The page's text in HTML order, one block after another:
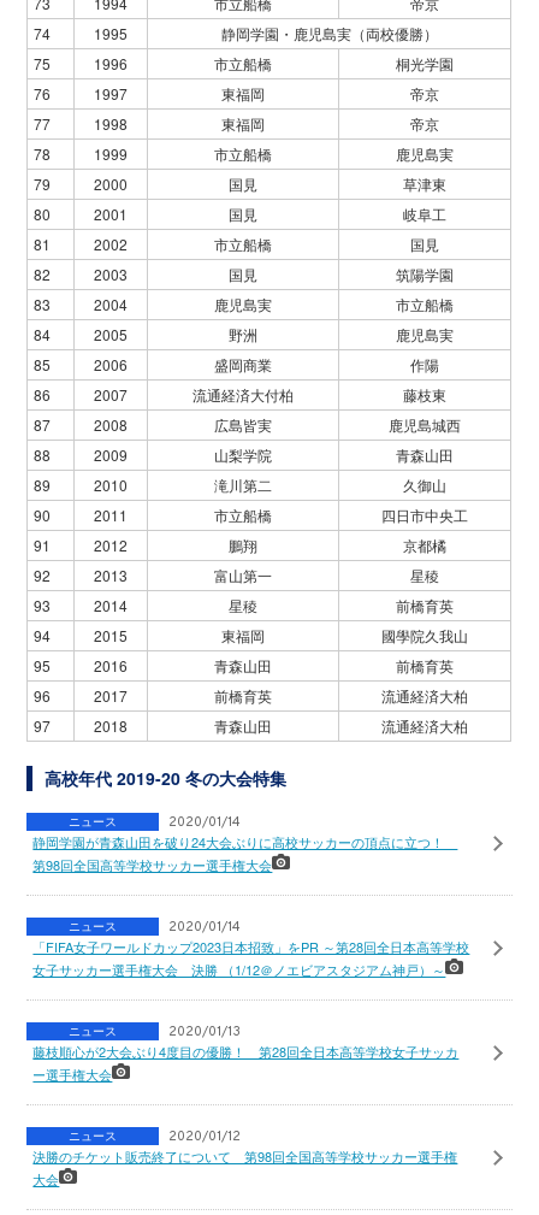
74
1995
静岡学園・鹿児島実（両校優勝）
75
1996 市立船橋
桐光学園
76
1997 東福岡
帝京
77
1998 東福岡
帝京
78
1999 市立船橋
鹿児島実
79
2000 国見
草津東
80
2001 国見
岐阜工
81
2002 市立船橋
国見
82
2003 国見
筑陽学園
83
2004 鹿児島実
市立船橋
84
2005 野洲
鹿児島実
85
2006 盛岡商業
作陽
86
2007 流通経済大付柏
藤枝東
87
2008 広島皆実
鹿児島城西
88
2009 山梨学院
青森山田
89
2010 滝川第二
久御山
90
2011 市立船橋
四日市中央工
91
2012 鵬翔
京都橘
92
2013 富山第一
星稜
93
2014 星稜
前橋育英
94
2015 東福岡
國學院久我山
95
2016 青森山田
前橋育英
96
2017 前橋育英
流通経済大柏
97
2018 青森山田 流通経済大柏
高校年代 2019-20 冬の大会特集
ニュース 2020/01/14
静岡学園が青森山田を破り24大会ぶりに高校サッカーの頂点に立つ！
第98回全国高等学校サッカー選手権大会
ニュース 2020/01/14
「FIFA女子ワールドカップ2023日本招致」をPR ～第28回全日本高等学校
女子サッカー選手権大会 決勝 （1/12＠ノエビアスタジアム神戸）～
ニュース 2020/01/13
藤枝順心が2大会ぶり4度目の優勝！ 第28回全日本高等学校女子サッカ
ー選手権大会
ニュース 2020/01/12
決勝のチケット販売終了について 第98回全国高等学校サッカー選手権
大会